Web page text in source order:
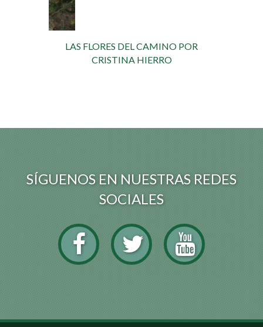
Aviso legal Cookies
Carretera de Cáceres Ex 206, Km. 34.800 - 10186 - TORRE DE
SANTA MARÍA (Cáceres)
927389039 / 927389041